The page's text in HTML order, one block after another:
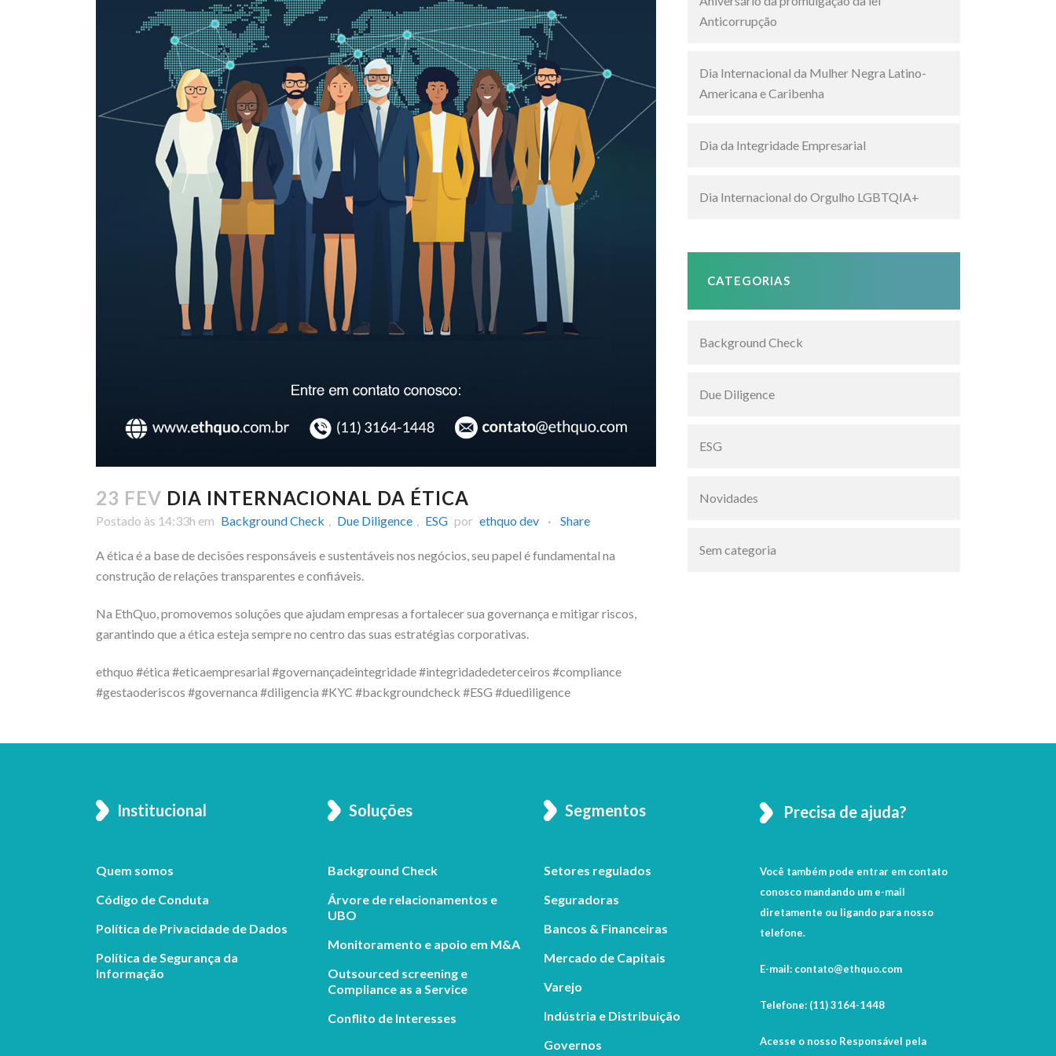
23 FEV DIA INTERNACIONAL DA ÉTICA
Postado às 14:33h em Background Check Due Diligence ESG por ethquo dev Share
A ética é a base de decisões responsáveis e sustentáveis nos negócios, seu papel é fundamental na
construção de relações transparentes e confiáveis.
Na EthQuo, promovemos soluções que ajudam empresas a fortalecer sua governança e mitigar riscos,
garantindo que a ética esteja sempre no centro das suas estratégias corporativas.
ethquo #ética #eticaempresarial #governançadeintegridade #integridadedeterceiros #compliance
#gestaoderiscos #governanca #diligencia #KYC #backgroundcheck #ESG #duediligence
Anticorrupção
Dia Internacional da Mulher Negra Latino-
Americana e Caribenha
Dia da Integridade Empresarial
Dia Internacional do Orgulho LGBTQIA+
CATEGORIAS
Background Check
Due Diligence
ESG
Novidades
Sem categoria
Institucional
Quem somos
Código de Conduta
Política de Privacidade de Dados
Política de Segurança da
Informação
Soluções
Background Check
Árvore de relacionamentos e
UBO
Monitoramento e apoio em M&A
Outsourced screening e
Compliance as a Service
Conflito de Interesses
Segmentos
Setores regulados
Seguradoras
Bancos & Financeiras
Mercado de Capitais
Varejo
Indústria e Distribuição
Governos
Precisa de ajuda?
Você também pode entrar em contato
conosco mandando um e-mail
diretamente ou ligando para nosso
telefone.
E-mail: contato@ethquo.com
Telefone: (11) 3164-1448
Acesse o nosso Responsável pela